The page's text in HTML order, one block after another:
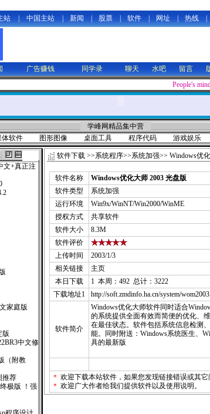
站 中国主站 新闻 股票 软件 网址 热线
广告赚钱 同学录 聊天 水吧 留言
People's
学峰网精品集中营
体软件 图形图像 桌面工具 程序代码 游戏娱乐
文+真正注
家庭版
版
中文修
（附教
推荐
极版 ！强
软件下载 >>系统程序>>系统加强>> Windows优
软件名称
Windows优化大师 2003 光盘版
软件类型
系统加强
运行环境
Win9x/WinNT/Win2000/WinME
授权方式
共享软件
软件大小
8.3M
软件评价
上传时间
2003/1/3
相关链接
主页
本日下载
1 本周：492 总计：3222
下载地址1
http://soft.zmdinfo.ha.cn/system/
软件简介
Windows优化大师软件同时适合
的系统提供全面有效而简便的优化、
在最佳状态。软件包括系统信息检测
能。同时附送：Windows系统医生、
具的最新版
＊ 欢迎下载本站软件，如果您发现链接错误或其它
＊ 欢迎广大作者给我们提供软件以及使用说明。